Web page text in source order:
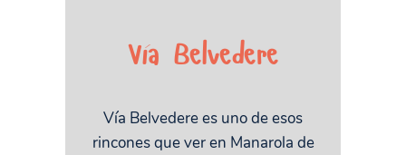
Vía Belvedere
Vía Belvedere es uno de esos
rincones que ver en Manarola de